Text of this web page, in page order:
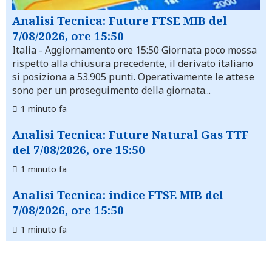
Analisi Tecnica: Future FTSE MIB del
7/08/2026, ore 15:50
Italia - Aggiornamento ore 15:50 Giornata poco mossa
rispetto alla chiusura precedente, il derivato italiano
si posiziona a 53.905 punti. Operativamente le attese
sono per un proseguimento della giornata...
1 minuto fa
Analisi Tecnica: Future Natural Gas TTF
del 7/08/2026, ore 15:50
1 minuto fa
Analisi Tecnica: indice FTSE MIB del
7/08/2026, ore 15:50
1 minuto fa